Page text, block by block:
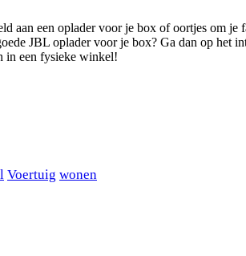
aan een oplader voor je box of oortjes om
JBL oplader voor je box? Ga dan op het
in een fysieke winkel!
Voertuig wonen